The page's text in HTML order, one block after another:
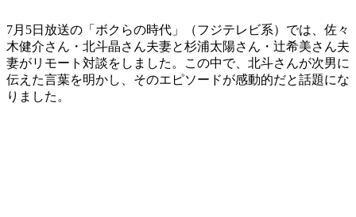
7月5日放送の「ボクらの時代」（フジテレビ系）では、佐々
木健介さん・北斗晶さん夫妻と杉浦太陽さん・辻希美さん夫
妻がリモート対談をしました。この中で、北斗さんが次男に
伝えた言葉を明かし、そのエピソードが感動的だと話題にな
りました。